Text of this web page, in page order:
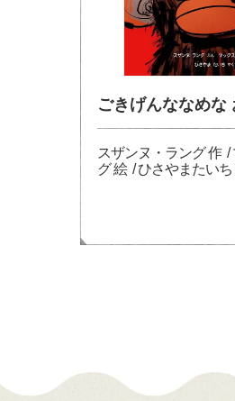
ごきげんななめな
スザンヌ・ラング 作 /
グ 絵 / ひさやまたいち